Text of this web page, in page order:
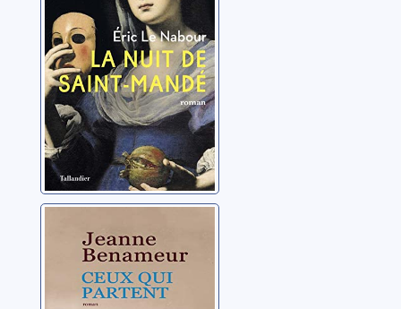
Benameur, Jeanne